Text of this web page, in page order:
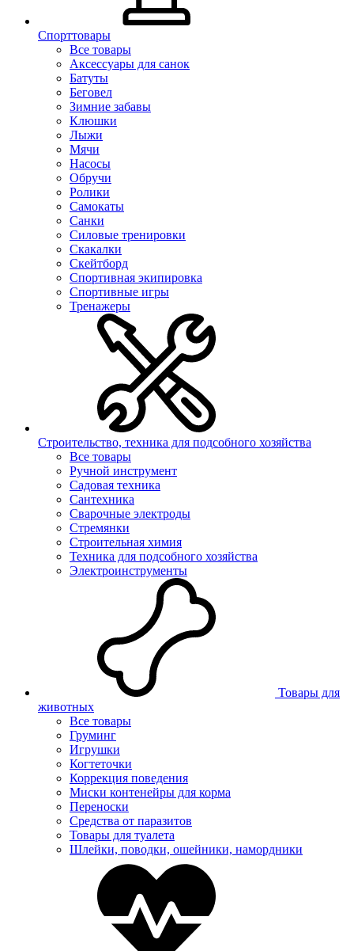
Спорттовары
Все товары
Аксессуары для санок
Батуты
Беговел
Зимние забавы
Клюшки
Лыжи
Мячи
Насосы
Обручи
Ролики
Самокаты
Санки
Силовые тренировки
Скакалки
Скейтборд
Спортивная экипировка
Спортивные игры
Тренажеры
Строительство, техника для подсобного хозяйства
Все товары
Ручной инструмент
Садовая техника
Сантехника
Сварочные электроды
Стремянки
Строительная химия
Техника для подсобного хозяйства
Электроинструменты
Товары для
животных
Все товары
Груминг
Игрушки
Когтеточки
Коррекция поведения
Миски контенейры для корма
Переноски
Средства от паразитов
Товары для туалета
Шлейки, поводки, ошейники, намордники